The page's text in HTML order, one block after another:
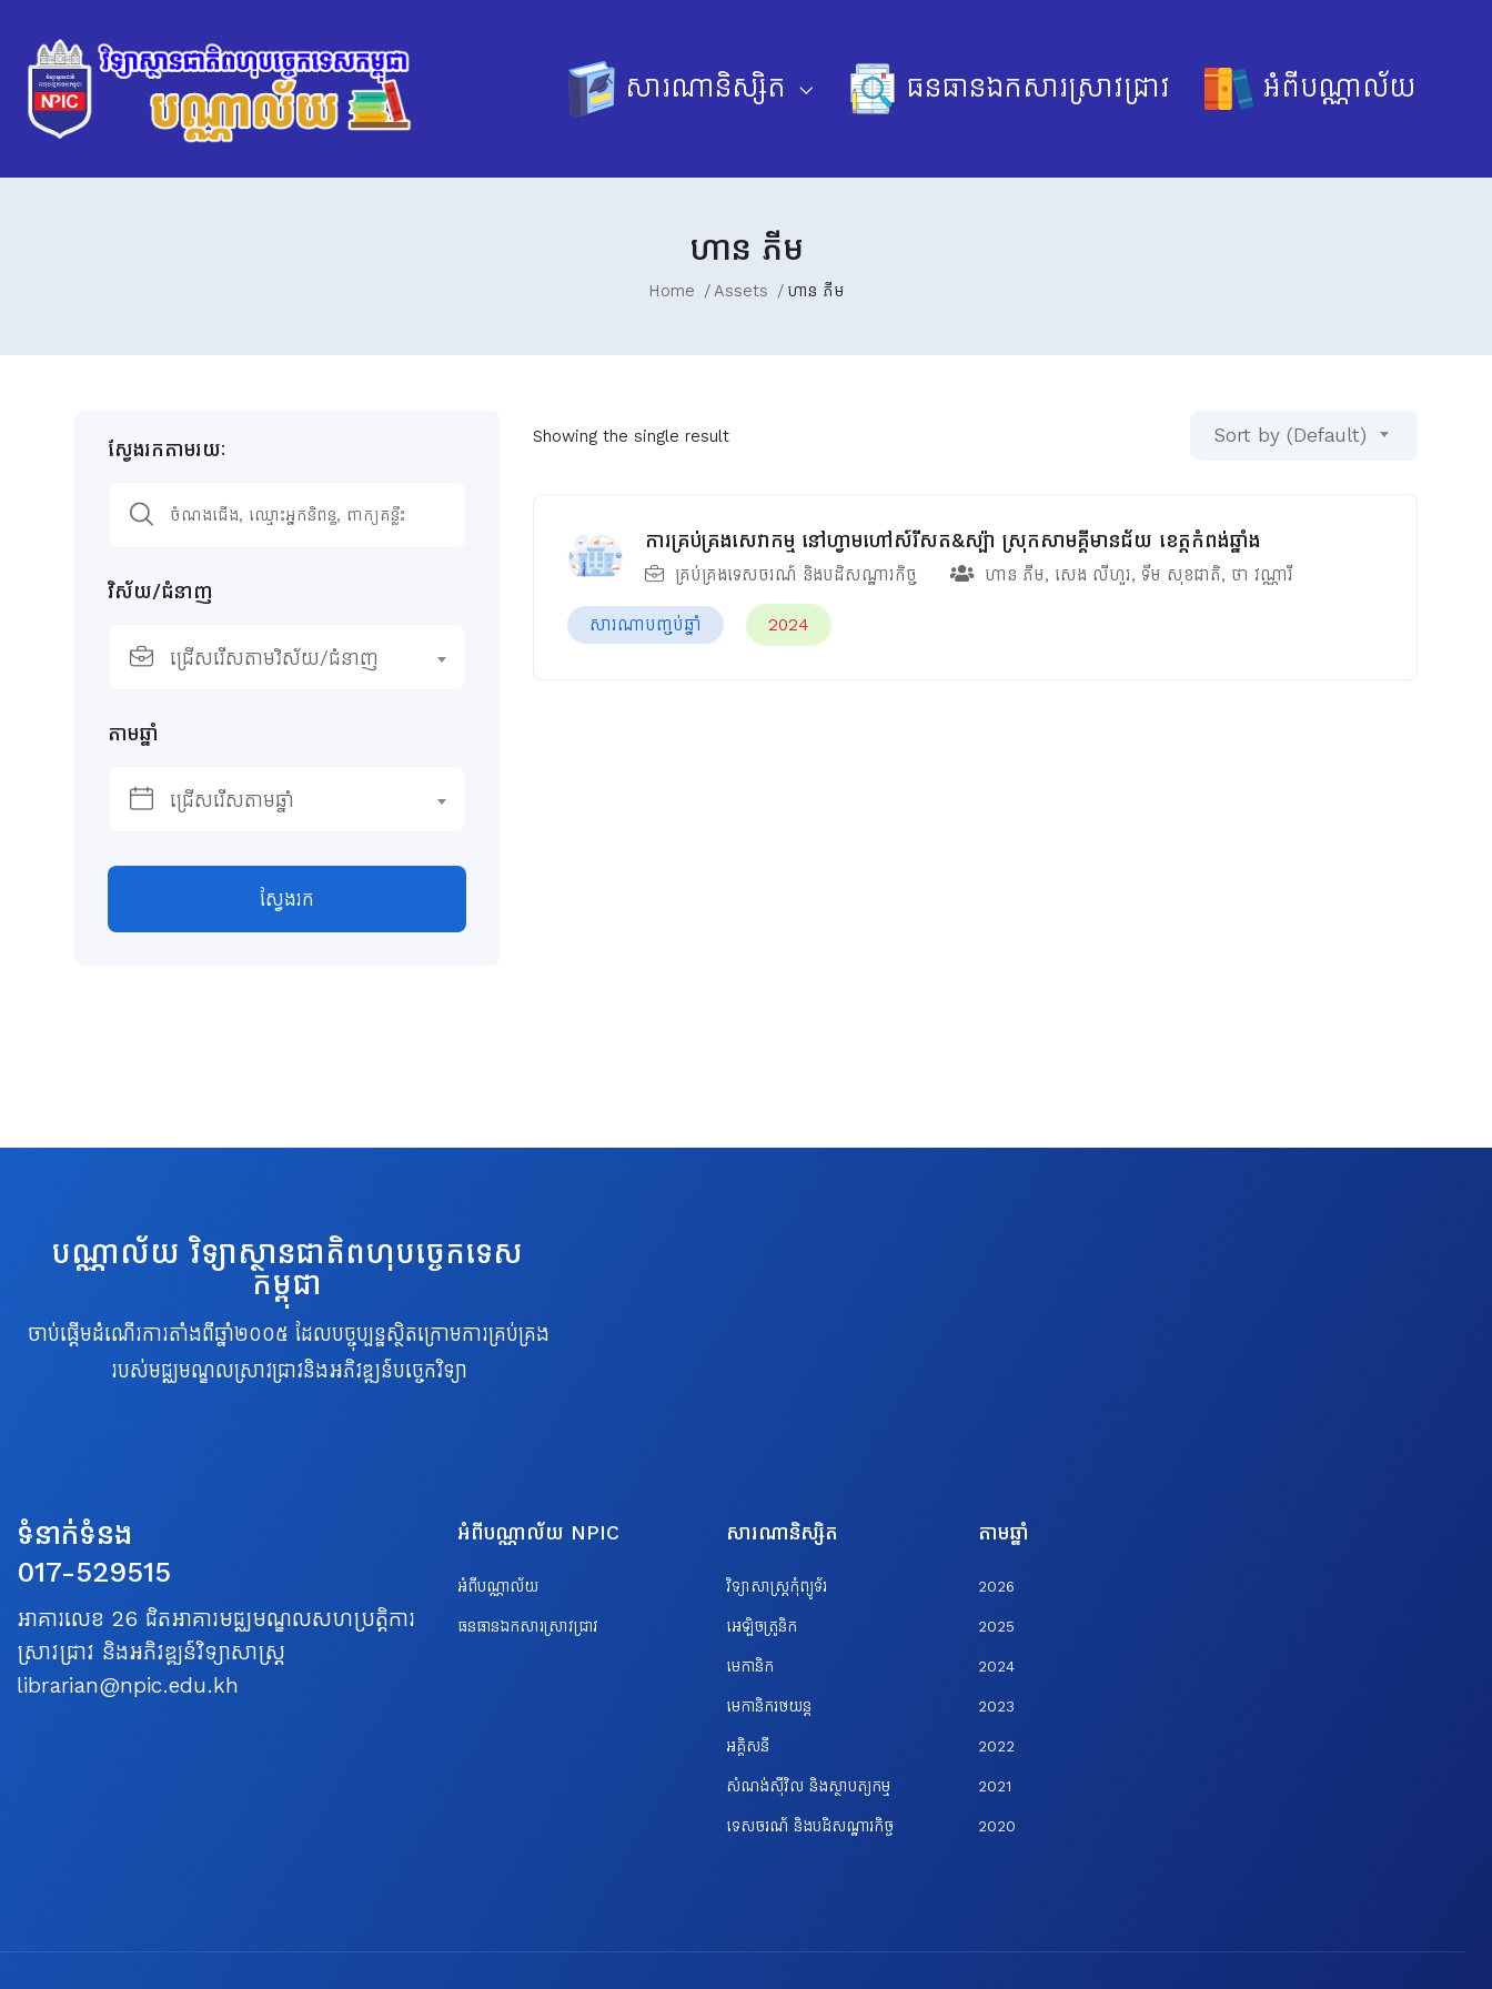
សារណានិស្សិត ធនធានឯកសារស្រាវជ្រាវ អំពីបណ្ណាល័យ
ហាន ភីម
Home Assets ហាន ភីម
ស្វែងរកតាមរយៈ
វិស័យ/ជំនាញ
ជ្រើសរើសតាមវិស័យ/ជំនាញ
តាមឆ្នាំ
ជ្រើសរើសតាមឆ្នាំ
ស្វែងរក
Showing the single result Sort by (Default)
ការគ្រប់គ្រងសេវាកម្ម នៅហ្វាមហៅស៍រីសត&ស្ប៉ា ស្រុកសាមគ្គីមានជ័យ ខេត្តកំពង់ឆ្នាំង
គ្រប់គ្រងទេសចរណ៍ និងបដិសណ្ឋារកិច្ច ហាន ភីម, សេង លីហួរ, ទឹម សុខជាតិ, ថា វណ្ណារី
សារណាបញ្ចប់ឆ្នាំ 2024
បណ្ណាល័យ វិទ្យាស្ថានជាតិពហុបច្ចេកទេស
កម្ពុជា
ចាប់ផ្តើមដំណើរការតាំងពីឆ្នាំ២០០៥ ដែលបច្ចុប្បន្នស្ថិតក្រោមការគ្រប់គ្រង
របស់មជ្ឈមណ្ឌលស្រាវជ្រាវនិងអភិវឌ្ឍន៍បច្ចេកវិទ្យា
ទំនាក់ទំនង
017-529515
អាគារលេខ 26 ជិតអាគារមជ្ឈមណ្ឌលសហប្រត្តិការ
ស្រាវជ្រាវ និងអភិវឌ្ឍន៍វិទ្យាសាស្ត្រ
librarian@npic.edu.kh
អំពីបណ្ណាល័យ NPIC
អំពីបណ្ណាល័យ
ធនធានឯកសារស្រាវជ្រាវ
សារណានិស្សិត
វិទ្យាសាស្ត្រកុំព្យូទ័រ
អេឡិចត្រូនិក
មេកានិក
មេកានិករថយន្ត
អគ្គិសនី
សំណង់ស៊ីវិល និងស្ថាបត្យកម្ម
ទេសចរណ័ និងបដិសណ្ឋារកិច្ច
តាមឆ្នាំ
2026
2025
2024
2023
2022
2021
2020